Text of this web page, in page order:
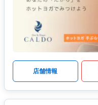
店舗情報